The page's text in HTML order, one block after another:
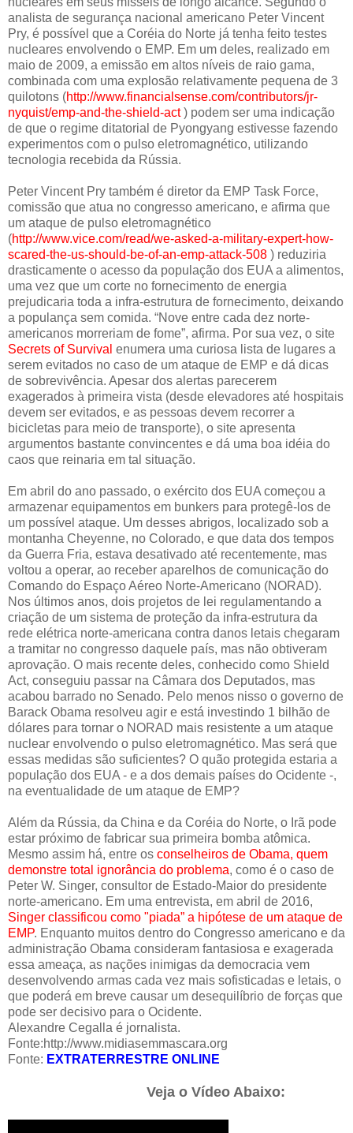
analista de segurança nacional americano Peter Vincent
Pry, é possível que a Coréia do Norte já tenha feito testes
nucleares envolvendo o EMP. Em um deles, realizado em
maio de 2009, a emissão em altos níveis de raio gama,
combinada com uma explosão relativamente pequena de 3
quilotons (http://www.financialsense.com/contributors/jr-
nyquist/emp-and-the-shield-act ) podem ser uma indicação
de que o regime ditatorial de Pyongyang estivesse fazendo
experimentos com o pulso eletromagnético, utilizando
tecnologia recebida da Rússia.
Peter Vincent Pry também é diretor da EMP Task Force,
comissão que atua no congresso americano, e afirma que
um ataque de pulso eletromagnético
(http://www.vice.com/read/we-asked-a-military-expert-how-
scared-the-us-should-be-of-an-emp-attack-508 ) reduziria
drasticamente o acesso da população dos EUA a alimentos,
uma vez que um corte no fornecimento de energia
prejudicaria toda a infra-estrutura de fornecimento, deixando
a populança sem comida. “Nove entre cada dez norte-
americanos morreriam de fome”, afirma. Por sua vez, o site
Secrets of Survival enumera uma curiosa lista de lugares a
serem evitados no caso de um ataque de EMP e dá dicas
de sobrevivência. Apesar dos alertas parecerem
exagerados à primeira vista (desde elevadores até hospitais
devem ser evitados, e as pessoas devem recorrer a
bicicletas para meio de transporte), o site apresenta
argumentos bastante convincentes e dá uma boa idéia do
caos que reinaria em tal situação.
Em abril do ano passado, o exército dos EUA começou a
armazenar equipamentos em bunkers para protegê-los de
um possível ataque. Um desses abrigos, localizado sob a
montanha Cheyenne, no Colorado, e que data dos tempos
da Guerra Fria, estava desativado até recentemente, mas
voltou a operar, ao receber aparelhos de comunicação do
Comando do Espaço Aéreo Norte-Americano (NORAD).
Nos últimos anos, dois projetos de lei regulamentando a
criação de um sistema de proteção da infra-estrutura da
rede elétrica norte-americana contra danos letais chegaram
a tramitar no congresso daquele país, mas não obtiveram
aprovação. O mais recente deles, conhecido como Shield
Act, conseguiu passar na Câmara dos Deputados, mas
acabou barrado no Senado. Pelo menos nisso o governo de
Barack Obama resolveu agir e está investindo 1 bilhão de
dólares para tornar o NORAD mais resistente a um ataque
nuclear envolvendo o pulso eletromagnético. Mas será que
essas medidas são suficientes? O quão protegida estaria a
população dos EUA - e a dos demais países do Ocidente -,
na eventualidade de um ataque de EMP?
Além da Rússia, da China e da Coréia do Norte, o Irã pode
estar próximo de fabricar sua primeira bomba atômica.
Mesmo assim há, entre os conselheiros de Obama, quem
demonstre total ignorância do problema, como é o caso de
Peter W. Singer, consultor de Estado-Maior do presidente
norte-americano. Em uma entrevista, em abril de 2016,
Singer classificou como "piada” a hipótese de um ataque de
EMP. Enquanto muitos dentro do Congresso americano e da
administração Obama consideram fantasiosa e exagerada
essa ameaça, as nações inimigas da democracia vem
desenvolvendo armas cada vez mais sofisticadas e letais, o
que poderá em breve causar um desequilíbrio de forças que
pode ser decisivo para o Ocidente.
Alexandre Cegalla é jornalista.
Fonte:http://www.midiasemmascara.org
Fonte: EXTRATERRESTRE ONLINE
Veja o Vídeo Abaixo: